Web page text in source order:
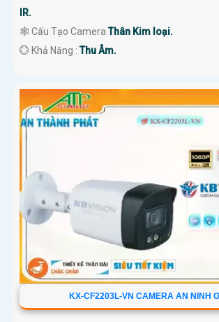
IR.
🕸️ Cấu Tạo CameraThân Kim loại.
️💮 Khả Năng :Thu Âm.
KX-CF2203L-VN CAMERA AN NINH